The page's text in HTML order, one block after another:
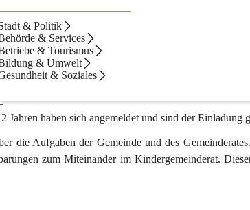
& Politik
& Services
& Tourismus
& Umwelt
& Soziales
haben sich angemeldet und sind der Einladung
die Aufgaben der Gemeinde und des
zum Miteinander im Kindergemeinderat.